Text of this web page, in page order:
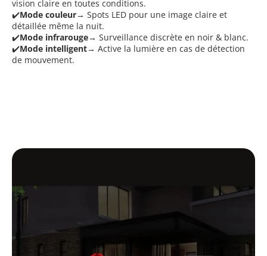
vision claire en toutes conditions.
✔️Mode couleur→ Spots LED pour une image claire et
détaillée même la nuit.
✔️Mode infrarouge→ Surveillance discrète en noir & blanc.
✔️Mode intelligent→ Active la lumière en cas de détection
de mouvement.